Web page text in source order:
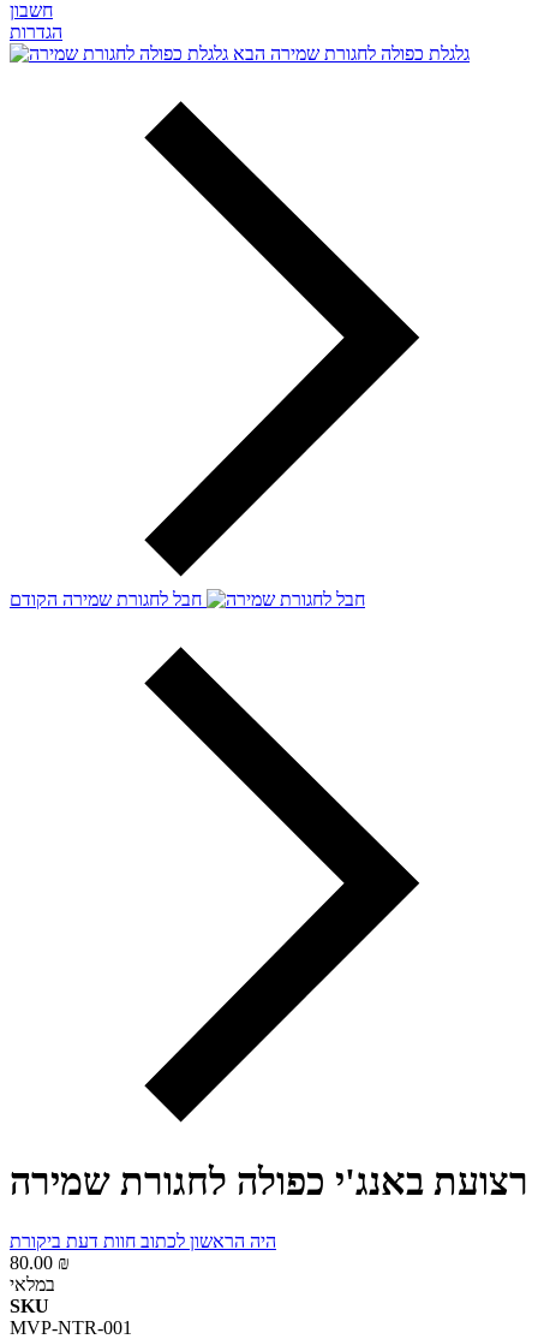
חשבון
הגדרות
גלגלת כפולה לחגורת שמירה הבא
חבל לחגורת שמירה הקודם
רצועת באנג'י כפולה לחגורת שמירה
היה הראשון לכתוב חוות דעת ביקורת
80.00 ₪
במלאי
SKU
MVP-NTR-001